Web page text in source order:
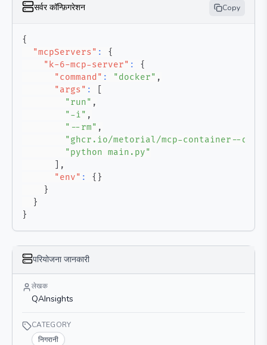
सर्वर कॉन्फ़िगरेशन Copy
{
"mcpServers" :
{
"k-6-mcp-server" :
{
"command" : "docker" ,
"args" :
"run" ,
"-i" ,
"--rm" ,
"ghcr.io/metorial/mcp-container--
"python main.py"
,
"env" : { }
}
}
}
परियोजना जानकारी
लेखक
QAInsights
CATEGORY
निगरानी